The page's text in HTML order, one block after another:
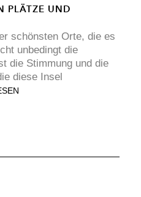
PLÄTZE UND
schönsten Orte, die es
unbedingt die
die Stimmung und die
diese Insel